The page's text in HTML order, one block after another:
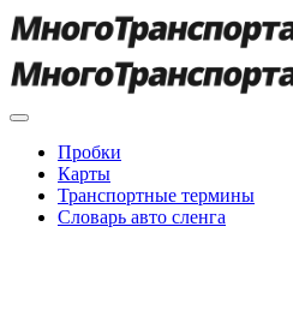
Пробки
Карты
Транспортные термины
Словарь авто сленга